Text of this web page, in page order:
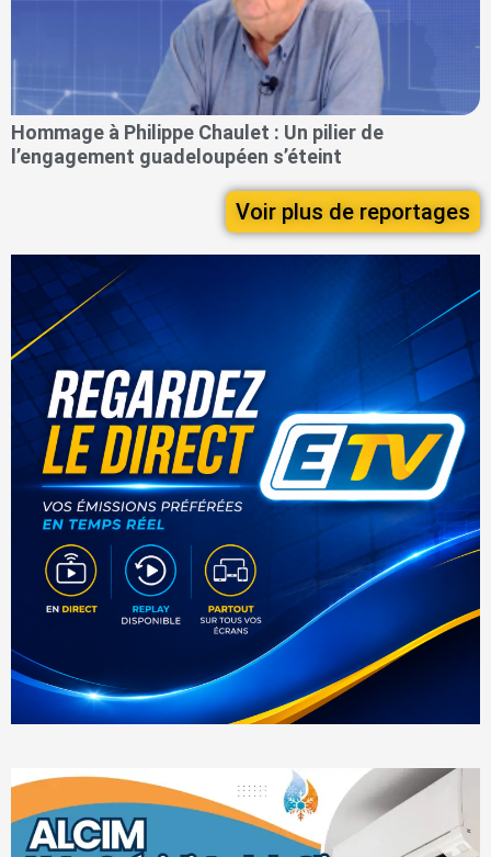
Hommage à Philippe Chaulet : Un pilier de
l’engagement guadeloupéen s’éteint
Voir plus de reportages